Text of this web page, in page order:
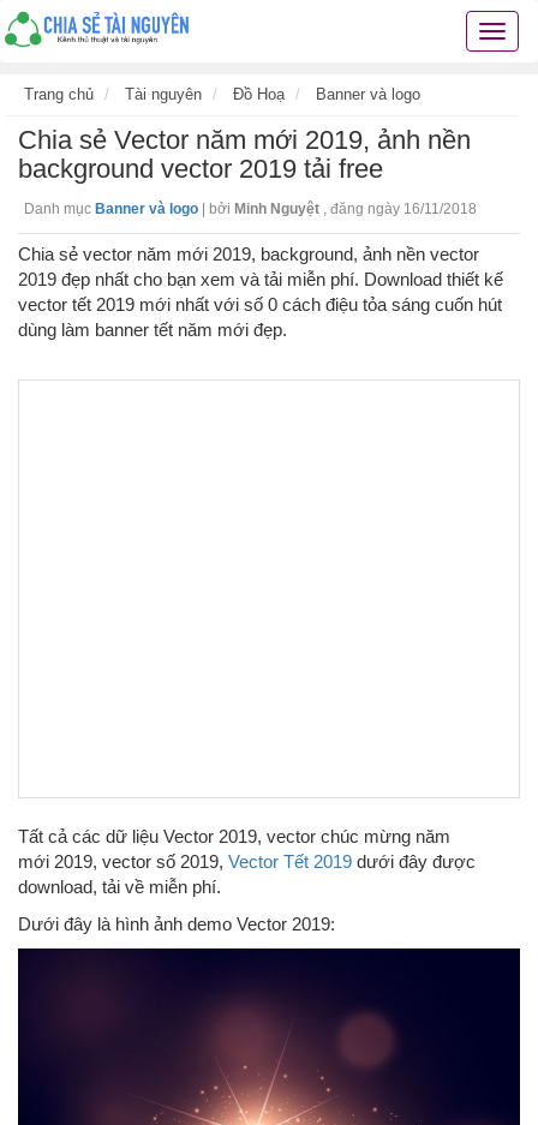
Chia
các
thuật
hay
Trang chủ Tài nguyên Đồ Hoạ Banner và logo
Chia sẻ Vector năm mới 2019, ảnh nền
background vector 2019 tải free
Danh mục Banner và logo bởi Minh Nguyệt , đăng ngày 16/11/2018
Chia sẻ vector năm mới 2019, background, ảnh nền vector
2019 đẹp nhất cho bạn xem và tải miễn phí. Download thiết kế
vector tết 2019 mới nhất với số 0 cách điệu tỏa sáng cuốn hút
dùng làm banner tết năm mới đẹp.
Tất cả các dữ liệu Vector 2019, vector chúc mừng năm
mới 2019, vector số 2019, Vector Tết 2019 dưới đây được
download, tải về miễn phí.
Dưới đây là hình ảnh demo Vector 2019: